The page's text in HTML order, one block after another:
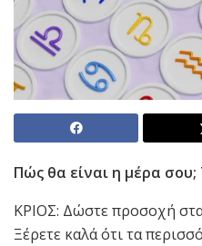
Πώς θα είναι η μέρα
ΚΡΙΟΣ: Δώστε προσοχή
Ξέρετε καλά ότι τα